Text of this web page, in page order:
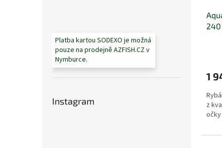
Platba kartou SODEXO je možná
pouze na prodejně AZFISH.CZ v
Nymburce.
Instagram
1
z